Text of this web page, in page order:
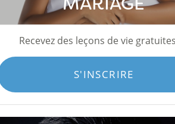
Recevez des leçons de vie
S'INSCRIRE